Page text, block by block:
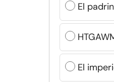
El
El